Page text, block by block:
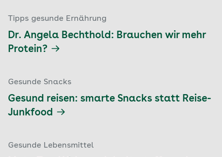
Tipps gesunde Ernährung
Dr. Angela Bechthold: Brauchen wir mehr
Protein?
Gesunde Snacks
Gesund reisen: smarte Snacks statt Reise-
Junkfood
Gesunde Lebensmittel